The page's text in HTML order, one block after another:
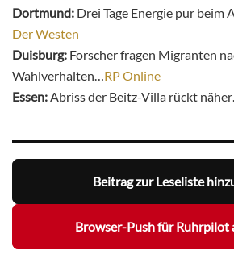
Dortmund: Drei Tage Energie pur beim
Der Westen
Duisburg: Forscher fragen Migranten
Wahlverhalten… RP Online
Essen: Abriss der Beitz-Villa rückt näher…
Beitrag zur Leseliste
Browser-Push für Ruhrpilot